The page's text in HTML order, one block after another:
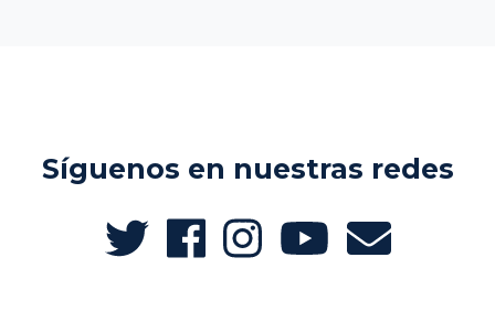
Síguenos en nuestras redes